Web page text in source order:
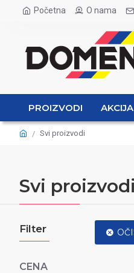
Početna O nama
PROIZVODI AKCIJA
Svi proizvodi
Svi proizvodi
Filter
CENA